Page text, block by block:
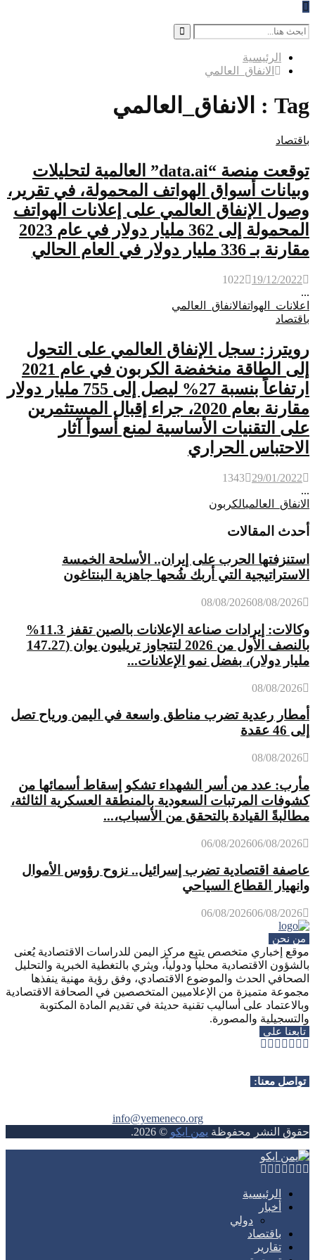
Search
for:
Search
الرئيسية
الانفاق_العالمي
Tag : الانفاق_العالمي
باقتصاد
توقعت منصة “data.ai” العالمية لتحليلات
وبيانات أسواق الهواتف المحمولة، في تقرير،
وصول الإنفاق العالمي على إعلانات الهواتف
المحمولة إلى 362 مليار دولار في عام 2023
مقارنة بـ 336 مليار دولار في العام الحالي
19/12/2022
1022
...
اعلانات_الهواتفالانفاق_العالمي
باقتصاد
رويترز: سجل الإنفاق العالمي على التحول
إلى الطاقة منخفضة الكربون في عام 2021
ارتفاعاً بنسبة 27% ليصل إلى 755 مليار دولار
مقارنة بعام 2020، جراء إقبال المستثمرين
على التقنيات الأساسية لمنع أسوأ آثار
الاحتباس الحراري
29/01/2022
1343
...
الانفاق_العالميالكربون
أحدث المقالات
استنزفتها الحرب على إيران.. الأسلحة الخمسة
الاستراتيجية التي أربك شُحها جاهزية البنتاغون
08/08/202608/08/2026
وكالات: إيرادات صناعة الإعلانات بالصين تقفز 11.3%
بالنصف الأول من 2026 لتتجاوز تريليون يوان (147.27
مليار دولار)، بفضل نمو الإعلانات...
08/08/2026
أمطار رعدية تضرب مناطق واسعة في اليمن ورياح تصل
إلى 46 عقدة
08/08/2026
مأرب: عدد من أسر الشهداء تشكو إسقاط أسمائها من
كشوفات المرتبات السعودية بالمنطقة العسكرية الثالثة،
مطالبةً القيادة بالتحقق من الأسباب،...
06/08/202606/08/2026
عاصفة اقتصادية تضرب إسرائيل.. نزوح رؤوس الأموال
وانهيار القطاع السياحي
06/08/202606/08/2026
من نحن
موقع إخباري متخصص يتبع مركز اليمن للدراسات الاقتصادية يُعنى
بالشؤون الاقتصادية محلياً ودولياً، ويثري بالتغطية الخبرية والتحليل
الصحافي الحدث والموضوع الاقتصادي، وفق رؤية مهنية ينفذها
مجموعة متميزة من الإعلاميين المتخصصين في الصحافة الاقتصادية
وبالاعتماد على أساليب تقنية حديثة في تقديم المادة المكتوبة
والتسجيلية والمصورة.
تابعنا على
Facebook
Twitter
Instagram
Youtube
Rss
Telegram
Whatsapp
تواصل معنا:
info@yemeneco.org
حقوق النشر محفوظة يمن ايكو©
2026
.
Facebook
Twitter
Instagram
Youtube
Rss
Telegram
Whatsapp
الرئيسية
أخبار
دولي
باقتصاد
تقارير